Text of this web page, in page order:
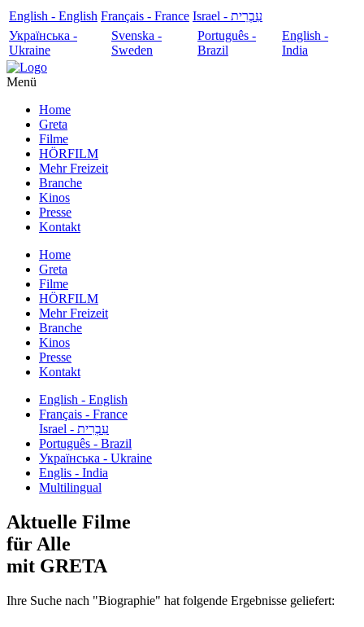
English - English Français - France
עִבְרִית - Israel
Українська -
Ukraine
Svenska -
Sweden
Português -
Brazil
English -
India
Menü
Home
Greta
Filme
HÖRFILM
Mehr Freizeit
Branche
Kinos
Presse
Kontakt
Home
Greta
Filme
HÖRFILM
Mehr Freizeit
Branche
Kinos
Presse
Kontakt
English - English
Français - France
עִבְרִית - Israel
Português - Brazil
Українська - Ukraine
Englis - India
Multilingual
Aktuelle Filme
für Alle
mit GRETA
Ihre Suche nach "Biographie" hat folgende Ergebnisse geliefert: